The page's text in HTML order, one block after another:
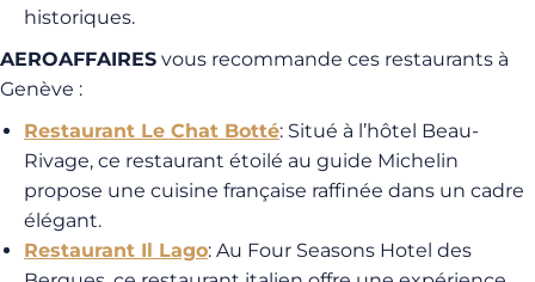
historiques.
AEROAFFAIRES vous recommande ces restaurants à
Genève :
Restaurant Le Chat Botté: Situé à l’hôtel Beau-
Rivage, ce restaurant étoilé au guide Michelin
propose une cuisine française raffinée dans un cadre
élégant.
Restaurant Il Lago: Au Four Seasons Hotel des